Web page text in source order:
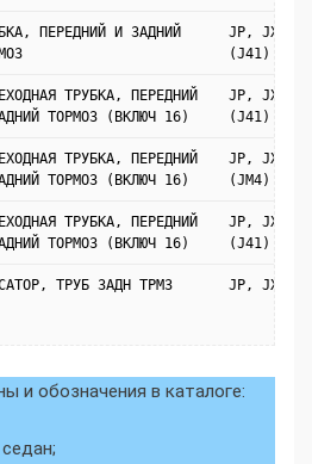
ПЕРЕДНИЙ И ЗАДНИЙ
JP, JX69
(J41)
ТРУБКА, ПЕРЕДНИЙ
ТОРМОЗ (ВКЛЮЧ 16)
JP, JX69
(J41)
ТРУБКА, ПЕРЕДНИЙ
ТОРМОЗ (ВКЛЮЧ 16)
JP, JX69
(JM4)
ТРУБКА, ПЕРЕДНИЙ
ТОРМОЗ (ВКЛЮЧ 16)
JP, JX69
(J41)
ТРУБ ЗАДН ТРМЗ JP, JX69
и обозначения в каталоге: